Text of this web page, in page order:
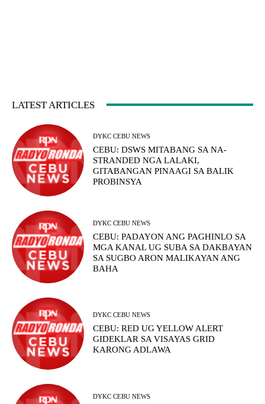
LATEST ARTICLES
DYKC CEBU NEWS
CEBU: DSWS MITABANG SA NA-
STRANDED NGA LALAKI,
GITABANGAN PINAAGI SA BALIK
PROBINSYA
DYKC CEBU NEWS
CEBU: PADAYON ANG PAGHINLO SA
MGA KANAL UG SUBA SA DAKBAYAN
SA SUGBO ARON MALIKAYAN ANG
BAHA
DYKC CEBU NEWS
CEBU: RED UG YELLOW ALERT
GIDEKLAR SA VISAYAS GRID
KARONG ADLAWA
DYKC CEBU NEWS